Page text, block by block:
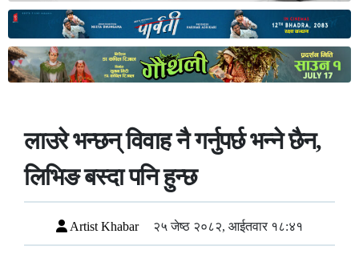
लाउरे भन्छन् विवाह नै गर्नुपर्छ भन्ने छैन,
लिभिङ बस्दा पनि हुन्छ
Artist Khabar २५ जेष्ठ २०८२, आईतवार १८:४१